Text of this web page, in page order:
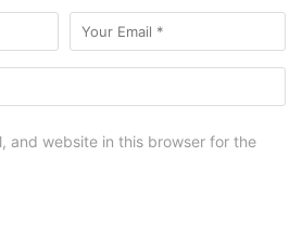
and website in this browser for the